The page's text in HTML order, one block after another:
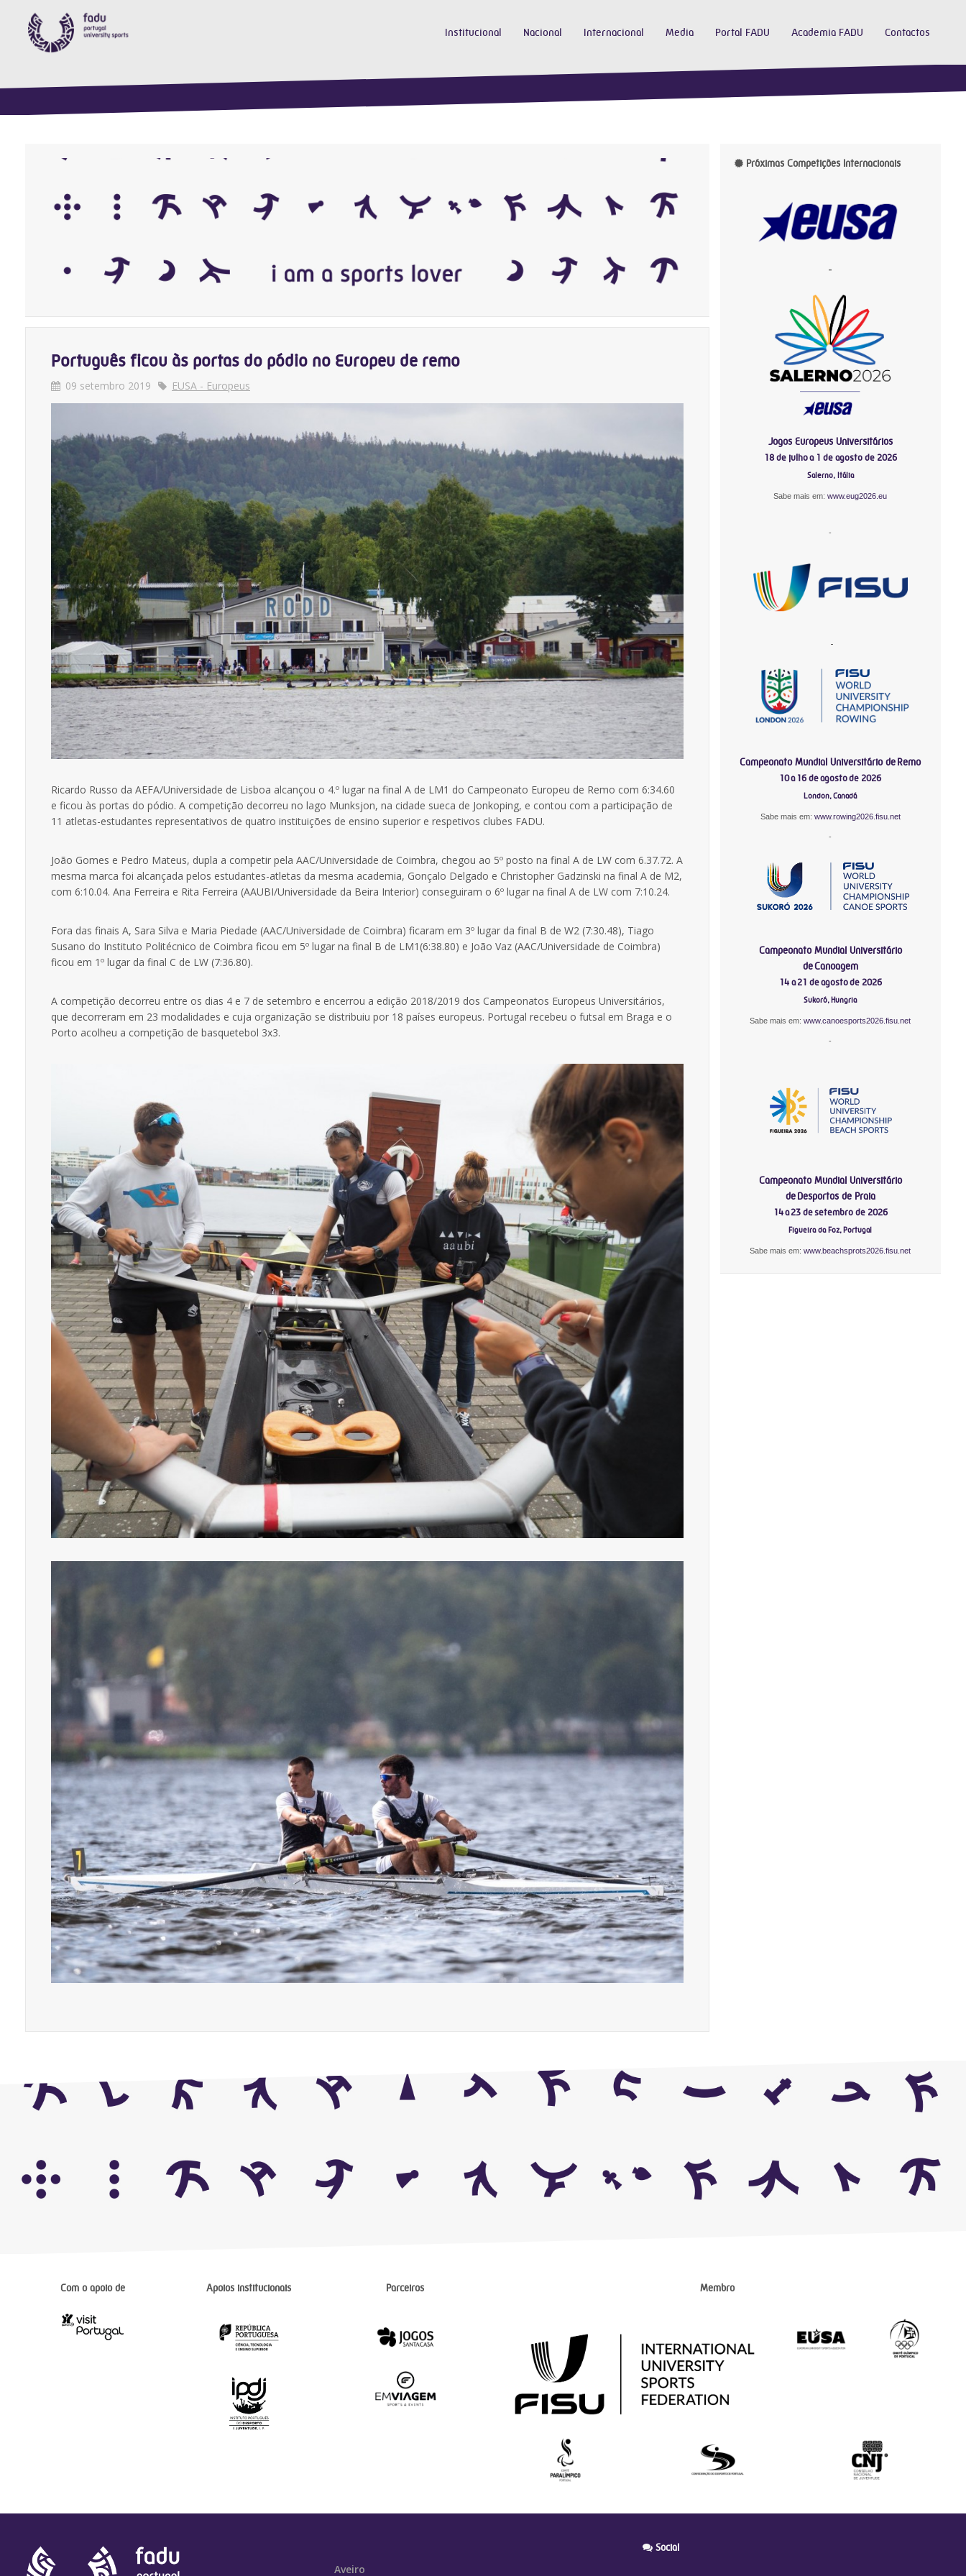
Institucional Nacional Internacional Media Portal FADU Academia FADU Contactos
Português ficou às portas do pódio no Europeu de remo
09 setembro 2019 EUSA - Europeus
Ricardo Russo da AEFA/Universidade de Lisboa alcançou o 4.º lugar na final A de LM1 do Campeonato Europeu de Remo com 6:34.60
e ficou às portas do pódio. A competição decorreu no lago Munksjon, na cidade sueca de Jonkoping, e contou com a participação de
11 atletas-estudantes representativos de quatro instituições de ensino superior e respetivos clubes FADU.
João Gomes e Pedro Mateus, dupla a competir pela AAC/Universidade de Coimbra, chegou ao 5º posto na final A de LW com 6.37.72. A
mesma marca foi alcançada pelos estudantes-atletas da mesma academia, Gonçalo Delgado e Christopher Gadzinski na final A de M2,
com 6:10.04. Ana Ferreira e Rita Ferreira (AAUBI/Universidade da Beira Interior) conseguiram o 6º lugar na final A de LW com 7:10.24.
Fora das finais A, Sara Silva e Maria Piedade (AAC/Universidade de Coimbra) ficaram em 3º lugar da final B de W2 (7:30.48), Tiago
Susano do Instituto Politécnico de Coimbra ficou em 5º lugar na final B de LM1(6:38.80) e João Vaz (AAC/Universidade de Coimbra)
ficou em 1º lugar da final C de LW (7:36.80).
A competição decorreu entre os dias 4 e 7 de setembro e encerrou a edição 2018/2019 dos Campeonatos Europeus Universitários,
que decorreram em 23 modalidades e cuja organização se distribuiu por 18 países europeus. Portugal recebeu o futsal em Braga e o
Porto acolheu a competição de basquetebol 3x3.
Próximas Competições Internacionais
-
Jogos Europeus Universitários
18 de julho a 1 de agosto de 2026
Salerno, Itália
Sabe mais em:www.eug2026.eu
-
-
Campeonato Mundial Universitário de Remo
10 a 16 de agosto de 2026
London, Canadá
Sabe mais em: www.rowing2026.fisu.net
-
Campeonato Mundial Universitário
de Canoagem
14 a 21 de agosto de 2026
Sukoró, Hungria
Sabe mais em:www.canoesports2026.fisu.net
-
Campeonato Mundial Universitário
de Desportos de Praia
14 a 23 de setembro de 2026
Figueira da Foz, Portugal
Sabe mais em:www.beachsprots2026.fisu.net
Com o apoio de Apoios institucionais Parceiros Membro
Aveiro
Social